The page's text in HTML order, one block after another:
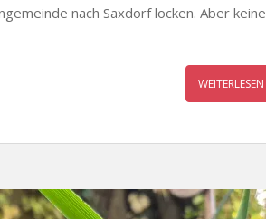
nach Saxdorf locken. Aber keine
WEITERLESEN